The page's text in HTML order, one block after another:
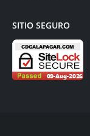
SITIO SEGURO